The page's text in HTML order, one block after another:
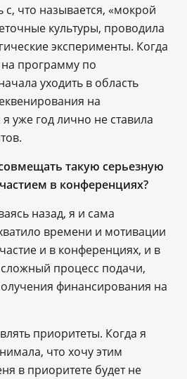
с, что называется, «мокрой
культуры, проводила
эксперименты. Когда
программу по
уходить в область
на
уже год лично не ставила
такую серьезную
в конференциях?
назад, я и сама
времени и мотивации
и в конференциях, и в
процесс подачи,
финансирования на
приоритеты. Когда я
что хочу этим
в приоритете будет не